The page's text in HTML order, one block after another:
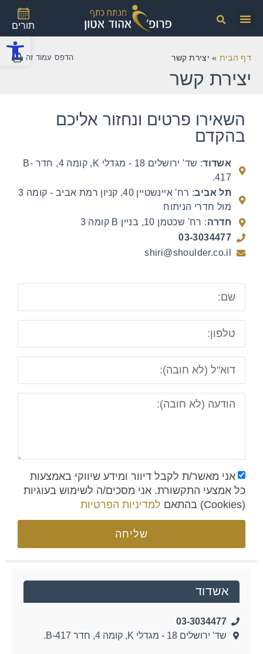
תורים
דף הבית » יצירת קשר
יצירת קשר
השאירו פרטים ונחזור אליכם
בהקדם​
אשדוד
: שד' ירושלים 18 - מגדלי K, קומה 4, חדר B-
417.
תל אביב
: רח' איינשטיין 40, קניון רמת אביב - קומה 3
מול חדרי הניתוח
חדרה: רח' שכטמן 10, בניין B קומה 3
03-3034477
shiri@shoulder.co.il
אני מאשר/ת לקבל דיוור ומידע שיווקי באמצעות
כל אמצעי התקשורת. אני מסכים/ה לשימוש בעוגיות
(Cookies) בהתאם
למדיניות הפרטיות
שליחה
אשדוד
03-3034477
שד' ירושלים 18 - מגדלי K, קומה 4, חדר B-417.